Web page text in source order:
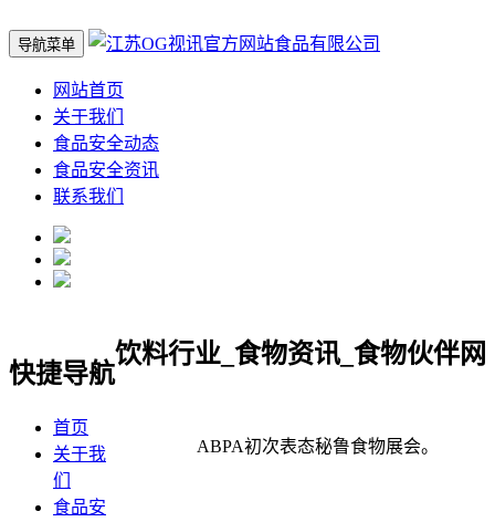
导航菜单
网站首页
关于我们
食品安全动态
食品安全资讯
联系我们
饮料行业_食物资讯_食物伙伴网
ABPA初次表态秘鲁食物展会。
快捷导航
首页
关于我
们
食品安